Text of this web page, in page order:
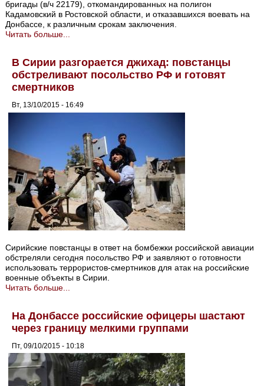
бригады (в/ч 22179), откомандированных на полигон
Кадамовский в Ростовской области, и отказавшихся воевать на
Донбассе, к различным срокам заключения.
Читать больше...
В Сирии разгорается джихад: повстанцы
обстреливают посольство РФ и готовят
смертников
Вт, 13/10/2015 - 16:49
Сирийские повстанцы в ответ на бомбежки российской авиации
обстреляли сегодня посольство РФ и заявляют о готовности
использовать террористов-смертников для атак на российские
военные объекты в Сирии.
Читать больше...
На Донбассе российские офицеры шастают
через границу мелкими группами
Пт, 09/10/2015 - 10:18